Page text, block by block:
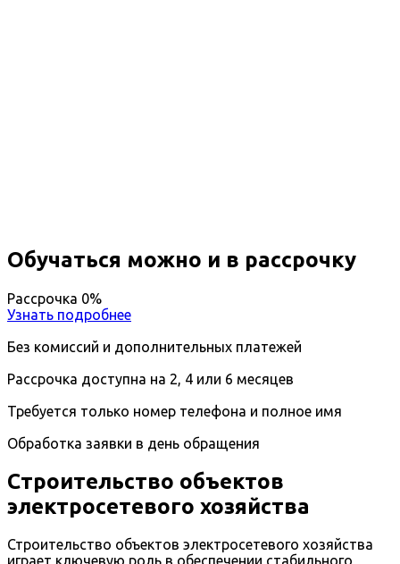
Обучаться можно и в рассрочку
Рассрочка 0%
Узнать подробнее
Без комиссий и дополнительных платежей
Рассрочка доступна на 2, 4 или 6 месяцев
Требуется только номер телефона и полное имя
Обработка заявки в день обращения
Строительство объектов
электросетевого хозяйства
Строительство объектов электросетевого хозяйства